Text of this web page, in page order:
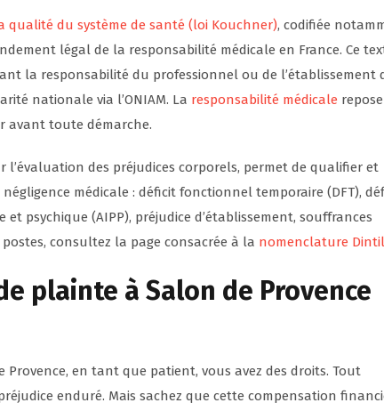
qualité du système de santé (loi Kouchner), codifiée
légal de la responsabilité médicale en France. Ce
la responsabilité du professionnel ou de l’établissement
nationale via l’ONIAM. La responsabilité médicale repose
avant toute démarche.
des préjudices corporels, permet de qualifier et
médicale : déficit fonctionnel temporaire (DFT),
psychique (AIPP), préjudice d’établissement, souffrances
consultez la page consacrée à la nomenclature
plainte à Salon de Provence
Provence, en tant que patient, vous avez des droits. Tout
enduré. Mais sachez que cette compensation